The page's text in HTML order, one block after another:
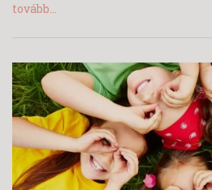
tovább...